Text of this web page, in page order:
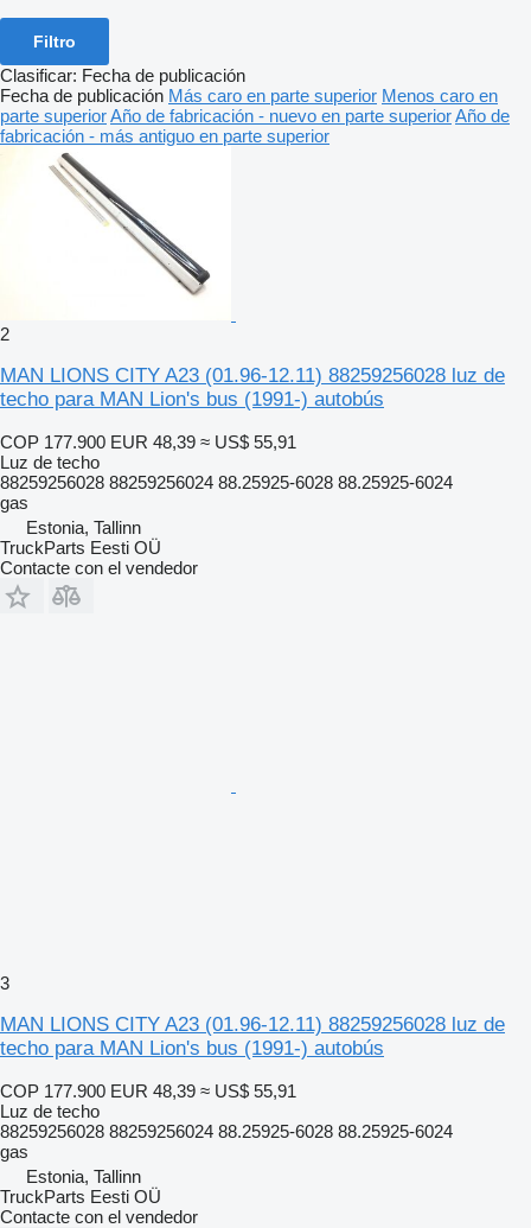
Filtro
Clasificar: Fecha de publicación
Fecha de publicación Más caro en parte superior Menos caro en
parte superiorAño de fabricación - nuevo en parte superiorAño de
fabricación - más antiguo en parte superior
2
MAN LIONS CITY A23 (01.96-12.11) 88259256028 luz de
techo para MAN Lion's bus (1991-) autobús
COP 177.900 EUR 48,39 ≈ US$ 55,91
Luz de techo
88259256028 88259256024 88.25925-6028 88.25925-6024
gas
Estonia, Tallinn
TruckParts Eesti OÜ
Contacte con el vendedor
3
MAN LIONS CITY A23 (01.96-12.11) 88259256028 luz de
techo para MAN Lion's bus (1991-) autobús
COP 177.900 EUR 48,39 ≈ US$ 55,91
Luz de techo
88259256028 88259256024 88.25925-6028 88.25925-6024
gas
Estonia, Tallinn
TruckParts Eesti OÜ
Contacte con el vendedor